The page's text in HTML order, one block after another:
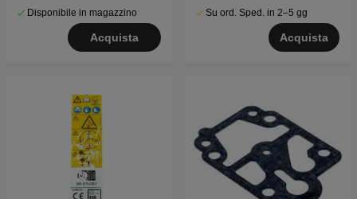
Disponibile in magazzino
Acquista
Su ord. Sped. in 2–5 gg
Acquista